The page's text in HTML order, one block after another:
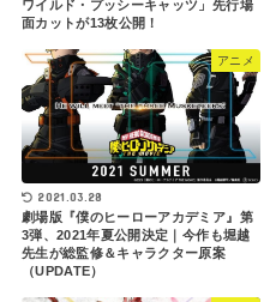
ワイルド・プッシーキャッツ」先行場
面カットが13枚公開！
アニメ
2021.03.28
劇場版『僕のヒーローアカデミア』第
3弾、2021年夏公開決定｜今作も堀越
先生が総監修＆キャラクター原案
（UPDATE）